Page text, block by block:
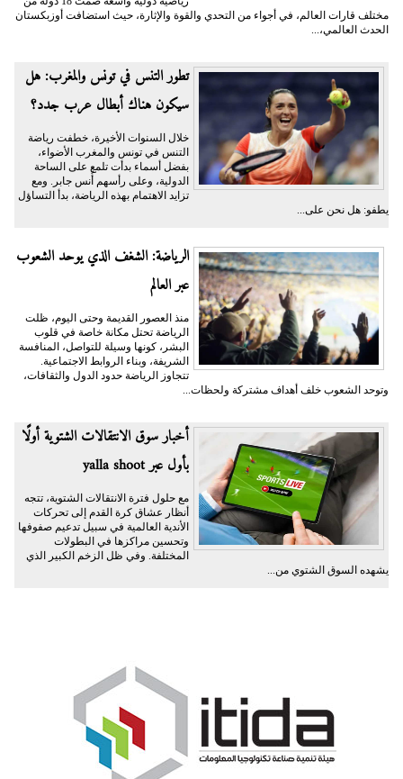
مختلف قارات العالم، في أجواء من التحدي والقوة والإثارة، حيث استضافت أوزبكستان
الحدث العالمي،...
تطور التنس في تونس والمغرب: هل
سيكون هناك أبطال عرب جدد؟
خلال السنوات الأخيرة، خطفت رياضة
التنس في تونس والمغرب الأضواء،
بفضل أسماء بدأت تلمع على الساحة
الدولية، وعلى رأسهم أُنس جابر. ومع
تزايد الاهتمام بهذه الرياضة، بدأ التساؤل
يطفو: هل نحن على...
الرياضة: الشغف الذي يوحد الشعوب
عبر العالم
منذ العصور القديمة وحتى اليوم، ظلت
الرياضة تحتل مكانة خاصة في قلوب
البشر، كونها وسيلة للتواصل، المنافسة
الشريفة، وبناء الروابط الاجتماعية.
تتجاوز الرياضة حدود الدول والثقافات،
وتوحد الشعوب خلف أهداف مشتركة ولحظات...
أخبار سوق الانتقالات الشتوية أولًا
بأول عبر yalla shoot
مع حلول فترة الانتقالات الشتوية، تتجه
أنظار عشاق كرة القدم إلى تحركات
الأندية العالمية في سبيل تدعيم صفوفها
وتحسين مراكزها في البطولات
المختلفة. وفي ظل الزخم الكبير الذي
يشهده السوق الشتوي من...